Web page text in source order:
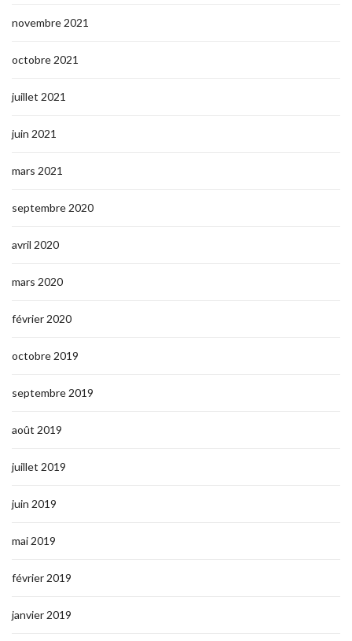
novembre 2021
octobre 2021
juillet 2021
juin 2021
mars 2021
septembre 2020
avril 2020
mars 2020
février 2020
octobre 2019
septembre 2019
août 2019
juillet 2019
juin 2019
mai 2019
février 2019
janvier 2019